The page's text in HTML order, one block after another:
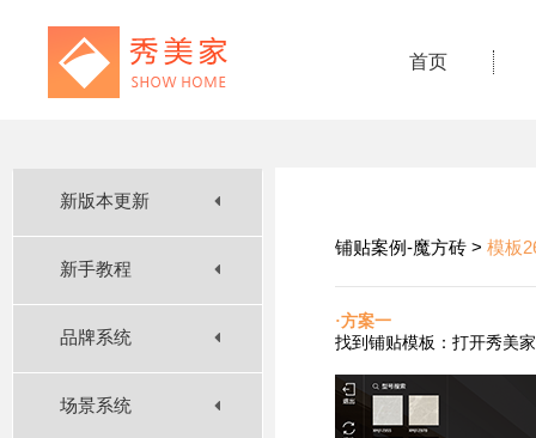
首页
新版本更新
新手教程
品牌系统
场景系统
铺贴案例-魔方砖 > 模板
·方案一
找到铺贴模板：打开秀美